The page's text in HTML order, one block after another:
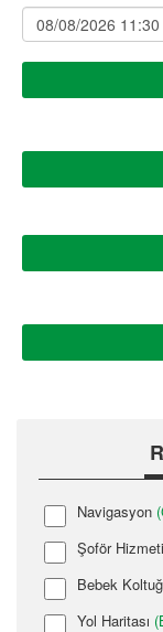
Navigasyon
Şoför Hizmeti
Bebek
Yol Haritası